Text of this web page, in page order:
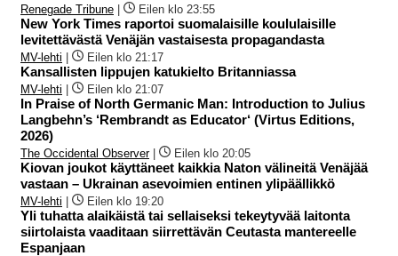
Renegade Tribune Eilen klo 23:55
New York Times raportoi suomalaisille koululaisille
levitettävästä Venäjän vastaisesta propagandasta
MV-lehti Eilen klo 21:17
Kansallisten lippujen katukielto Britanniassa
MV-lehti Eilen klo 21:07
In Praise of North Germanic Man: Introduction to Julius
Langbehn’s ‘Rembrandt as Educator‘ (Virtus Editions,
2026)
The Occidental Observer| Eilen klo 20:05
Kiovan joukot käyttäneet kaikkia Naton välineitä Venäjää
vastaan – Ukrainan asevoimien entinen ylipäällikkö
MV-lehti Eilen klo 19:20
Yli tuhatta alaikäistä tai sellaiseksi tekeytyvää laitonta
siirtolaista vaaditaan siirrettävän Ceutasta mantereelle
Espanjaan